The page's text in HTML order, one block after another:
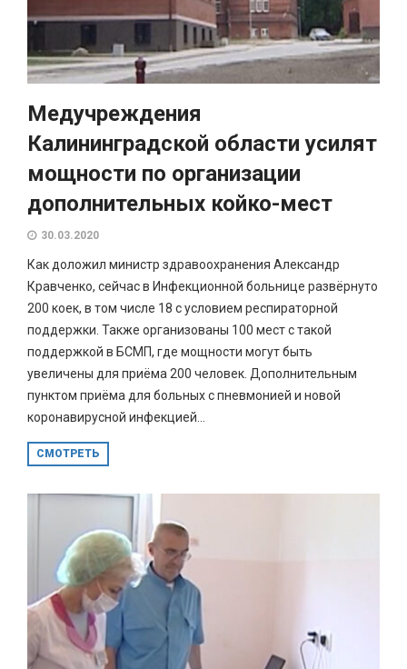
Медучреждения
Калининградской области усилят
мощности по организации
дополнительных койко-мест
30.03.2020
Как доложил министр здравоохранения Александр
Кравченко, сейчас в Инфекционной больнице развёрнуто
200 коек, в том числе 18 с условием респираторной
поддержки. Также организованы 100 мест с такой
поддержкой в БСМП, где мощности могут быть
увеличены для приёма 200 человек. Дополнительным
пунктом приёма для больных с пневмонией и новой
коронавирусной инфекцией...
СМОТРЕТЬ